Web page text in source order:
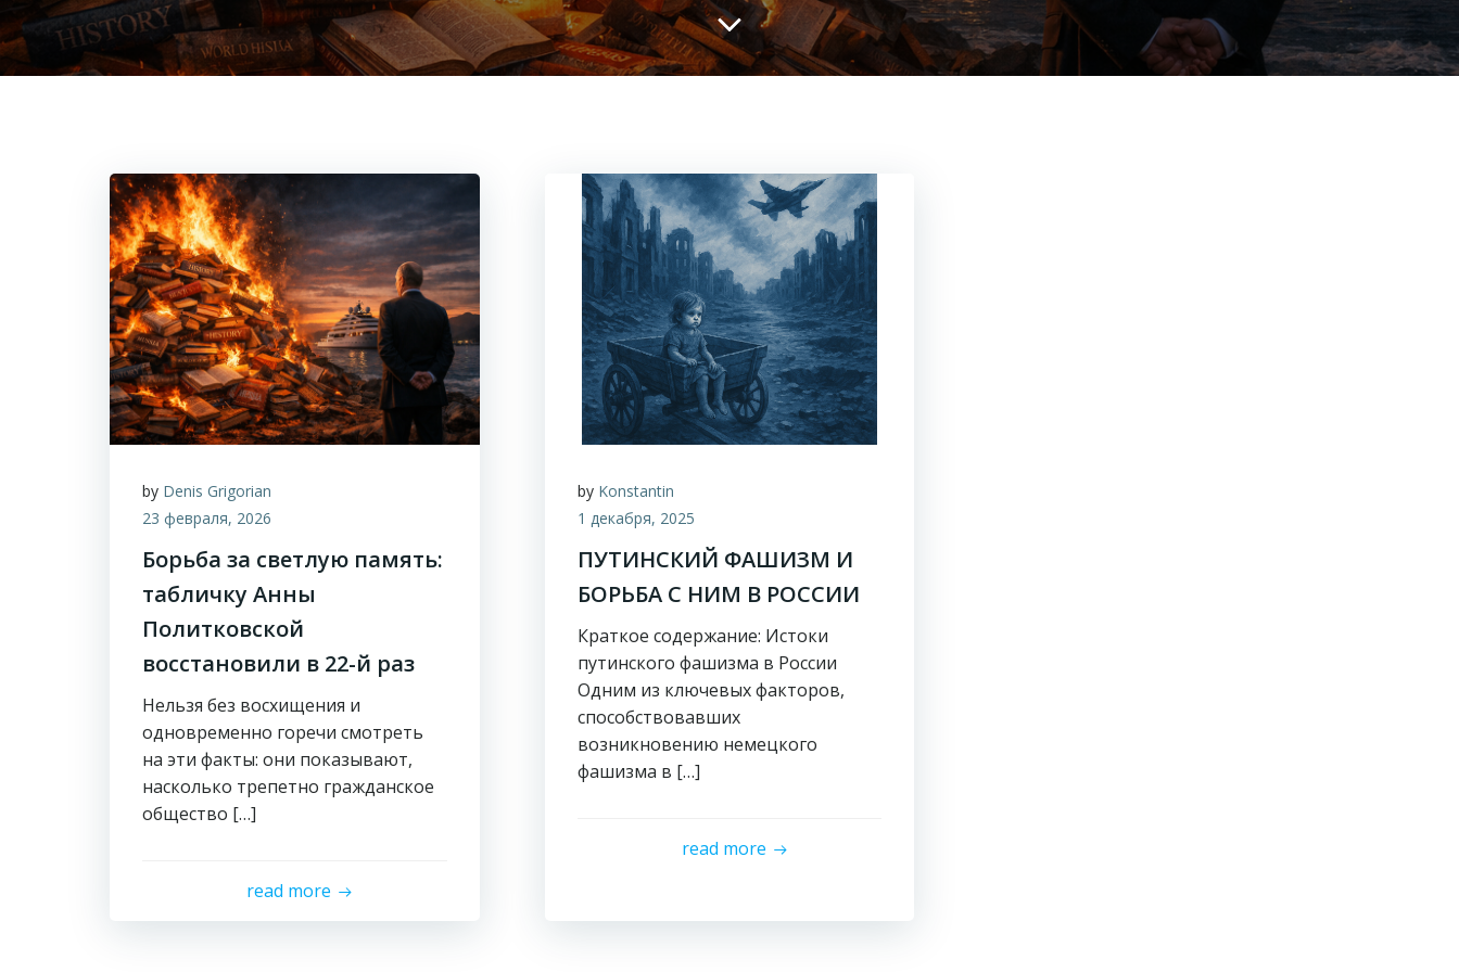
by Denis Grigorian
23 февраля, 2026
Борьба за светлую память:
табличку Анны
Политковской
восстановили в 22-й раз
Нельзя без восхищения и
одновременно горечи смотреть
на эти факты: они показывают,
насколько трепетно гражданское
общество […]
read more
by Konstantin
1 декабря, 2025
ПУТИНСКИЙ ФАШИЗМ И
БОРЬБА С НИМ В РОССИИ
Краткое содержание: Истоки
путинского фашизма в России
Одним из ключевых факторов,
способствовавших
возникновению немецкого
фашизма в […]
read more